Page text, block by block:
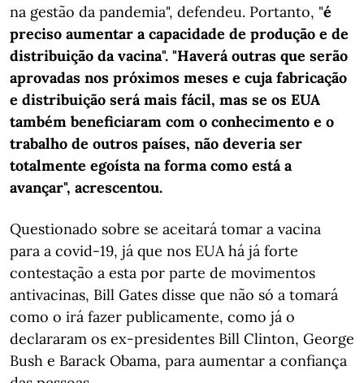
na gestão da pandemia", defendeu. Portanto, "é
preciso aumentar a capacidade de produção e de
distribuição da vacina". "Haverá outras que serão
aprovadas nos próximos meses e cuja fabricação
e distribuição será mais fácil, mas se os EUA
também beneficiaram com o conhecimento e o
trabalho de outros países, não deveria ser
totalmente egoísta na forma como está a
avançar", acrescentou.
Questionado sobre se aceitará tomar a vacina
para a covid-19, já que nos EUA há já forte
contestação a esta por parte de movimentos
antivacinas, Bill Gates disse que não só a tomará
como o irá fazer publicamente, como já o
declararam os ex-presidentes Bill Clinton, George
Bush e Barack Obama, para aumentar a confiança